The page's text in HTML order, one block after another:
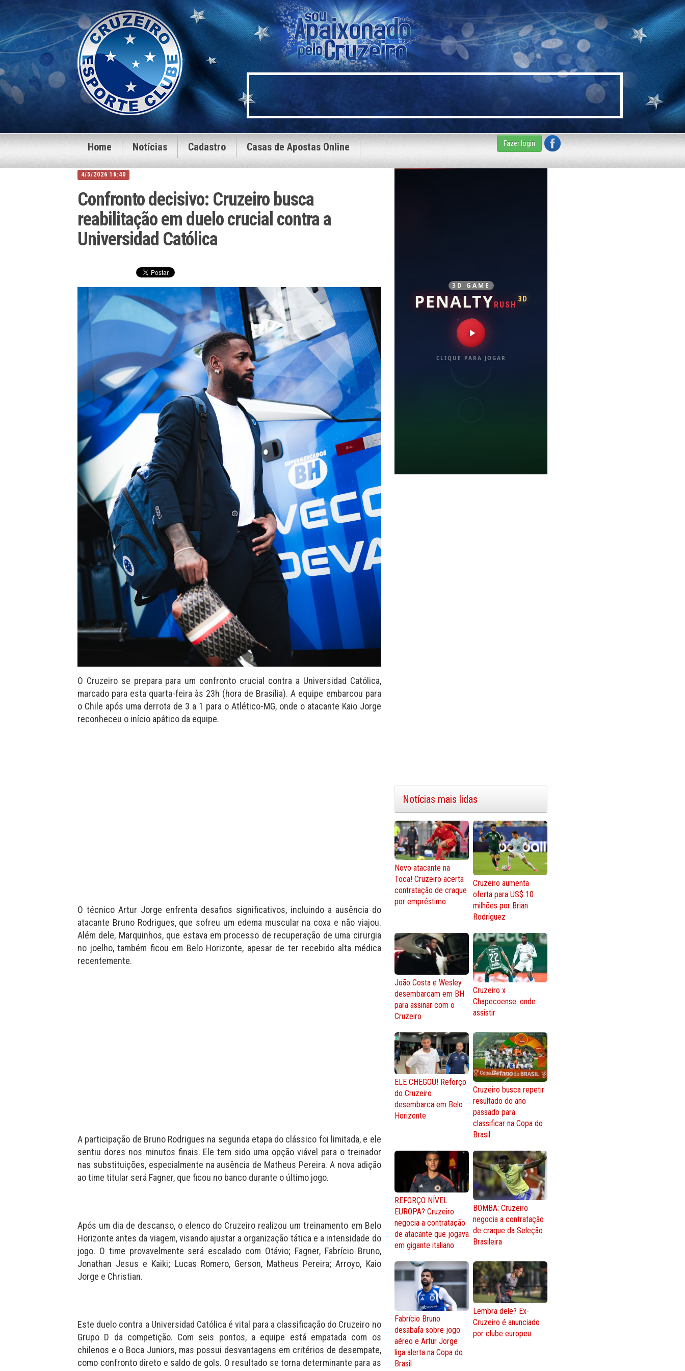
Home Notícias Cadastro Casas de Apostas Online Fazer login
4/5/2026 16:40
Confronto decisivo: Cruzeiro busca
reabilitação em duelo crucial contra a
Universidad Católica
O Cruzeiro se prepara para um confronto crucial contra a Universidad Católica,
marcado para esta quarta-feira às 23h (hora de Brasília). A equipe embarcou para
o Chile após uma derrota de 3 a 1 para o Atlético-MG, onde o atacante Kaio Jorge
reconheceu o início apático da equipe.
O técnico Artur Jorge enfrenta desafios significativos, incluindo a ausência do
atacante Bruno Rodrigues, que sofreu um edema muscular na coxa e não viajou.
Além dele, Marquinhos, que estava em processo de recuperação de uma cirurgia
no joelho, também ficou em Belo Horizonte, apesar de ter recebido alta médica
recentemente.
A participação de Bruno Rodrigues na segunda etapa do clássico foi limitada, e ele
sentiu dores nos minutos finais. Ele tem sido uma opção viável para o treinador
nas substituições, especialmente na ausência de Matheus Pereira. A nova adição
ao time titular será Fagner, que ficou no banco durante o último jogo.
Após um dia de descanso, o elenco do Cruzeiro realizou um treinamento em Belo
Horizonte antes da viagem, visando ajustar a organização tática e a intensidade do
jogo. O time provavelmente será escalado com Otávio; Fagner, Fabrício Bruno,
Jonathan Jesus e Kaiki; Lucas Romero, Gerson, Matheus Pereira; Arroyo, Kaio
Jorge e Christian.
Este duelo contra a Universidad Católica é vital para a classificação do Cruzeiro no
Grupo D da competição. Com seis pontos, a equipe está empatada com os
chilenos e o Boca Juniors, mas possui desvantagens em critérios de desempate,
como confronto direto e saldo de gols. O resultado se torna determinante para as
3D GAME
PENALTYRUSH
3D
CLIQUE PARA JOGAR
Notícias mais lidas
Novo atacante na
Toca! Cruzeiro acerta
contratação de craque
por empréstimo.
Cruzeiro aumenta
oferta para US$ 10
milhões por Brian
Rodríguez
João Costa e Wesley
desembarcam em BH
para assinar com o
Cruzeiro
Cruzeiro x
Chapecoense: onde
assistir
ELE CHEGOU! Reforço
do Cruzeiro
desembarca em Belo
Horizonte
Cruzeiro busca repetir
resultado do ano
passado para
classificar na Copa do
Brasil
REFORÇO NÍVEL
EUROPA? Cruzeiro
negocia a contratação
de atacante que jogava
em gigante italiano
BOMBA: Cruzeiro
negocia a contratação
de craque da Seleção
Brasileira
Fabrício Bruno
desabafa sobre jogo
aéreo e Artur Jorge
liga alerta na Copa do
Brasil
Lembra dele? Ex-
Cruzeiro é anunciado
por clube europeu